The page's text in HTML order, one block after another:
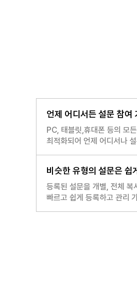
언제 어디서든 설문 참여
PC, 태블릿,휴대폰 등의 모
최적화되어 언제 어디서나
비슷한 유형의 설문은 쉽
등록된 설문을 개별, 전체 복
빠르고 쉽게 등록하고 관리